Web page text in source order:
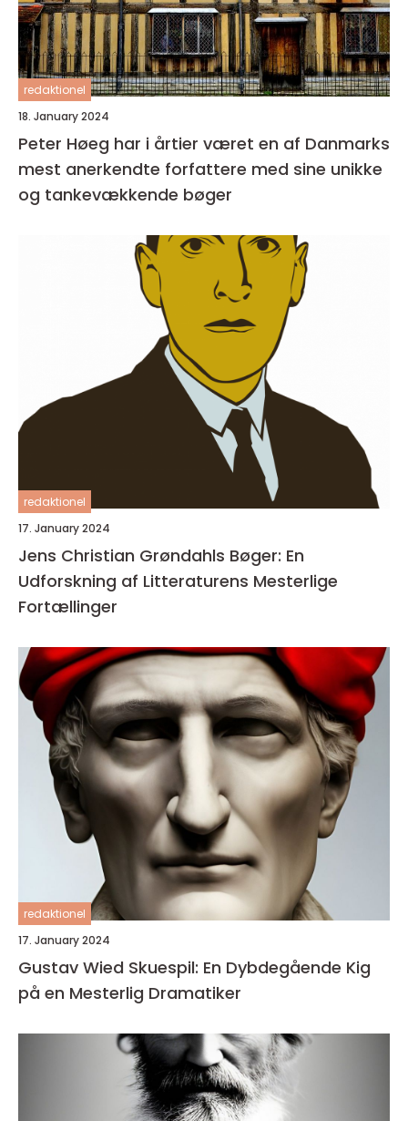
redaktionel
18. January 2024
Peter Høeg har i årtier været en af Danmarks
mest anerkendte forfattere med sine unikke
og tankevækkende bøger
redaktionel
17. January 2024
Jens Christian Grøndahls Bøger: En
Udforskning af Litteraturens Mesterlige
Fortællinger
redaktionel
17. January 2024
Gustav Wied Skuespil: En Dybdegående Kig
på en Mesterlig Dramatiker